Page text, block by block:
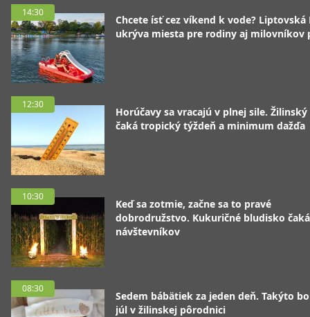
14:30
Chcete ísť cez víkend k vode? Liptovská
ukrýva miesta pre rodiny aj milovníkov
12:30
Horúčavy sa vracajú v plnej sile.
čaká tropický týždeň a minimum dažďa
10:30
Keď sa zotmie, začne sa to pravé
dobrodružstvo. Kukuričné bludisko
návštevníkov
08:30
Sedem bábätiek za jeden deň. Takýto
júl v žilinskej pôrodnici